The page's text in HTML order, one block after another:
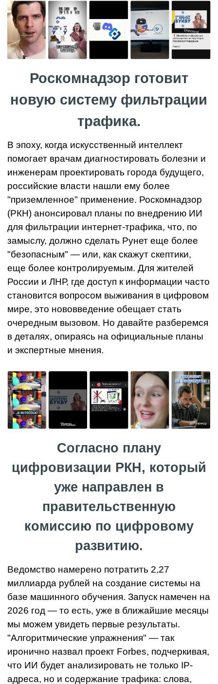
Роскомнадзор готовит
новую систему фильтрации
трафика.
В эпоху, когда искусственный интеллект
помогает врачам диагностировать болезни и
инженерам проектировать города будущего,
российские власти нашли ему более
"приземленное" применение. Роскомнадзор
(РКН) анонсировал планы по внедрению ИИ
для фильтрации интернет-трафика, что, по
замыслу, должно сделать Рунет еще более
"безопасным" — или, как скажут скептики,
еще более контролируемым. Для жителей
России и ЛНР, где доступ к информации часто
становится вопросом выживания в цифровом
мире, это нововведение обещает стать
очередным вызовом. Но давайте разберемся
в деталях, опираясь на официальные планы
и экспертные мнения.
Согласно плану
цифровизации РКН, который
уже направлен в
правительственную
комиссию по цифровому
развитию.
Ведомство намерено потратить 2,27
миллиарда рублей на создание системы на
базе машинного обучения. Запуск намечен на
2026 год — то есть, уже в ближайшие месяцы
мы можем увидеть первые результаты.
"Алгоритмические упражнения" — так
иронично назвал проект Forbes, подчеркивая,
что ИИ будет анализировать не только IP-
адреса, но и содержание трафика: слова,